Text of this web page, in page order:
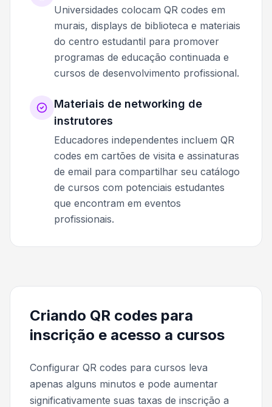
Universidades colocam QR codes em
murais, displays de biblioteca e materiais
do centro estudantil para promover
programas de educação continuada e
cursos de desenvolvimento profissional.
Materiais de networking de
instrutores
Educadores independentes incluem QR
codes em cartões de visita e assinaturas
de email para compartilhar seu catálogo
de cursos com potenciais estudantes
que encontram em eventos
profissionais.
Criando QR codes para
inscrição e acesso a cursos
Configurar QR codes para cursos leva
apenas alguns minutos e pode aumentar
significativamente suas taxas de inscrição a